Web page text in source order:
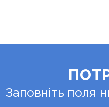
Заповніть поля